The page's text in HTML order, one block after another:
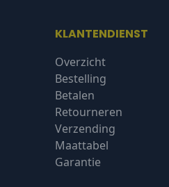
KLANTENDIENST
Overzicht
Bestelling
Betalen
Retourneren
Verzending
Maattabel
Garantie